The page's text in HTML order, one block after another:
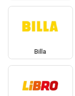
Billa